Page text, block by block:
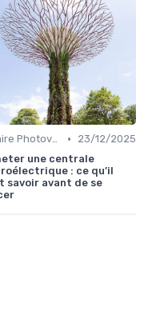
Solaire Photovoltaïque et Thermique •
23/12/2025
une centrale
: ce qu’il
savoir avant de se